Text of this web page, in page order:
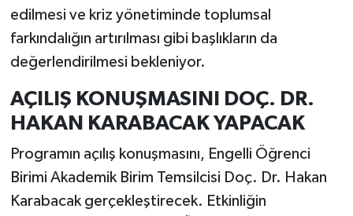
edilmesi ve kriz yönetiminde toplumsal
farkındalığın artırılması gibi başlıkların da
değerlendirilmesi bekleniyor.
AÇILIŞ KONUŞMASINI DOÇ. DR.
HAKAN KARABACAK YAPACAK
Programın açılış konuşmasını, Engelli Öğrenci
Birimi Akademik Birim Temsilcisi Doç. Dr. Hakan
Karabacak gerçekleştirecek. Etkinliğin